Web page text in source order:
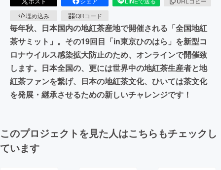
埋め込み
QRコード
毎年秋、日本国内の地紅茶産地で開催される「全国地紅
茶サミット」。その19回目「in東京ひのはら」を新型コ
ロナウイルス感染拡大防止のため、オンラインで開催致
します。日本全国の、更には世界中の地紅茶生産者と地
紅茶ファンを繋げ、日本の地紅茶文化、ひいては茶文化
を発展・継承させるための新しいチャレンジです！
このプロジェクトを見た人はこちらもチェックし
ています